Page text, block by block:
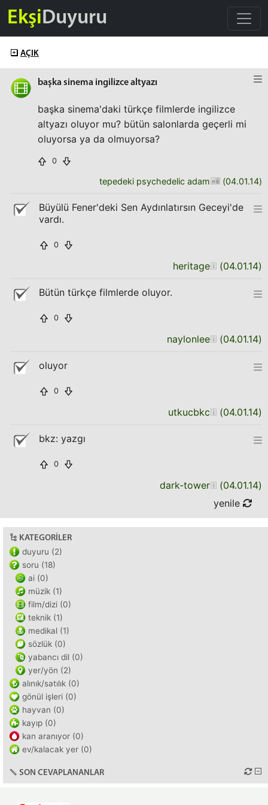
EkşiDuyuru
AÇIK
başka sinema ingilizce altyazı
başka sinema'daki türkçe filmlerde ingilizce
altyazı oluyor mu? bütün salonlarda geçerli mi
oluyorsa ya da olmuyorsa?
0
tepedeki psychedelic adam (04.01.14)
Büyülü Fener'deki Sen Aydınlatırsın Geceyi'de
vardı.
0
heritage (04.01.14)
Bütün türkçe filmlerde oluyor.
0
naylonlee (04.01.14)
oluyor
0
utkucbkc (04.01.14)
bkz: yazgı
0
dark-tower (04.01.14)
yenile
KATEGORILER
duyuru (2)
soru (18)
ai (0)
müzik (1)
film/dizi (0)
teknik (1)
medikal (1)
sözlük (0)
yabancı dil (0)
yer/yön (2)
alınık/satılık (0)
gönül işleri (0)
hayvan (0)
kayıp (0)
kan aranıyor (0)
ev/kalacak yer (0)
SON CEVAPLANANLAR